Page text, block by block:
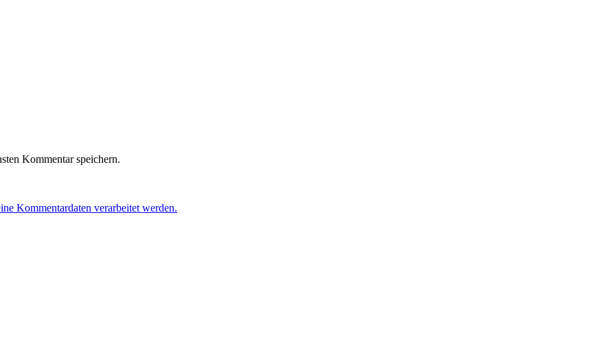
Kommentar speichern.
Kommentardaten verarbeitet werden.